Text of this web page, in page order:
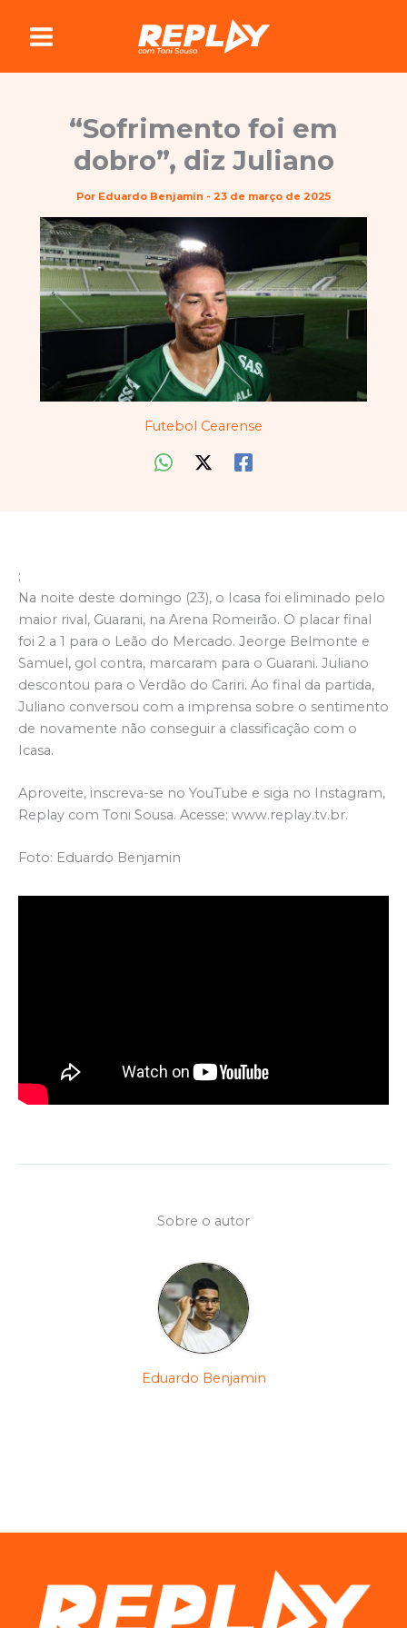
conteúdo
“Sofrimento foi em
dobro”, diz Juliano
Por Eduardo Benjamin - 23 de março de 2025
Futebol Cearense
;
Na noite deste domingo (23), o Icasa foi eliminado pelo
maior rival, Guarani, na Arena Romeirão. O placar final
foi 2 a 1 para o Leão do Mercado. Jeorge Belmonte e
Samuel, gol contra, marcaram para o Guarani. Juliano
descontou para o Verdão do Cariri. Ao final da partida,
Juliano conversou com a imprensa sobre o sentimento
de novamente não conseguir a classificação com o
Icasa.
Aproveite, inscreva-se no YouTube e siga no Instagram,
Replay com Toni Sousa. Acesse; www.replay.tv.br.
Foto: Eduardo Benjamin
Sobre o autor
Eduardo Benjamin